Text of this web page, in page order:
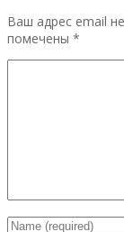
Ваш адрес email
помечены *